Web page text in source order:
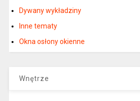
Dywany wykładziny
Inne tematy
Okna osłony okienne
Wnętrze